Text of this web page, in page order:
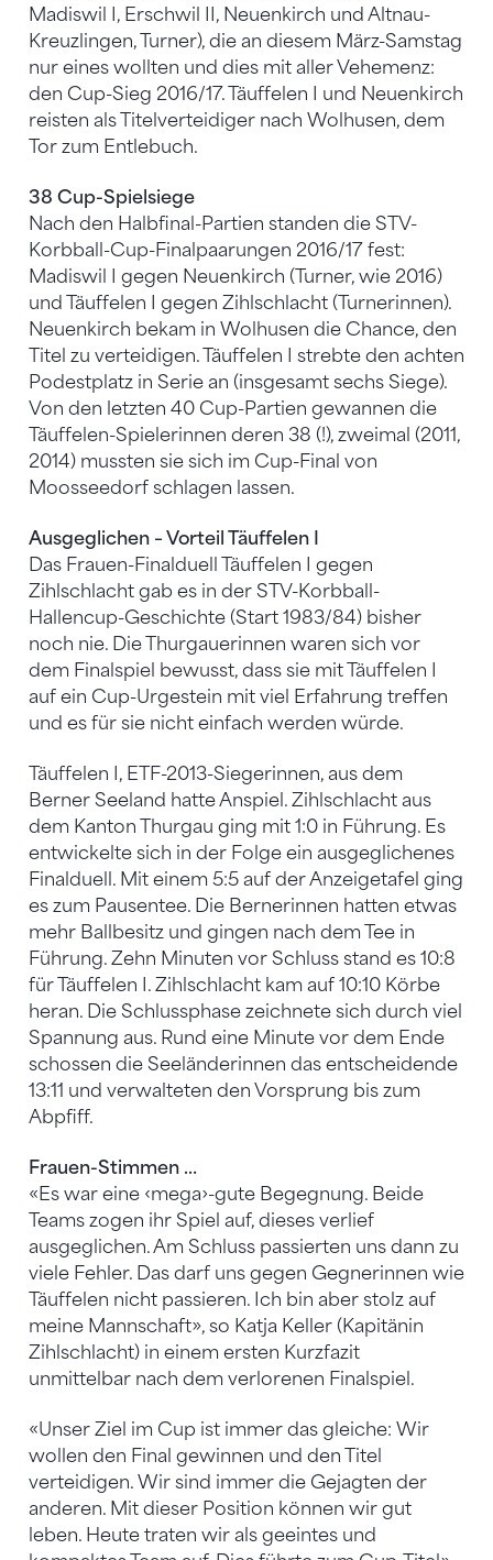
Madiswil I, Erschwil II, Neuenkirch und Altnau-
Kreuzlingen, Turner), die an diesem März-Samstag
nur eines wollten und dies mit aller Vehemenz:
den Cup-Sieg 2016/17. Täuffelen I und Neuenkirch
reisten als Titelverteidiger nach Wolhusen, dem
Tor zum Entlebuch.
38 Cup-Spielsiege
Nach den Halbfinal-Partien standen die STV-
Korbball-Cup-Finalpaarungen 2016/17 fest:
Madiswil I gegen Neuenkirch (Turner, wie 2016)
und Täuffelen I gegen Zihlschlacht (Turnerinnen).
Neuenkirch bekam in Wolhusen die Chance, den
Titel zu verteidigen. Täuffelen I strebte den achten
Podestplatz in Serie an (insgesamt sechs Siege).
Von den letzten 40 Cup-Partien gewannen die
Täuffelen-Spielerinnen deren 38 (!), zweimal (2011,
2014) mussten sie sich im Cup-Final von
Moosseedorf schlagen lassen.
Ausgeglichen – Vorteil Täuffelen I
Das Frauen-Finalduell Täuffelen I gegen
Zihlschlacht gab es in der STV-Korbball-
Hallencup-Geschichte (Start 1983/84) bisher
noch nie. Die Thurgauerinnen waren sich vor
dem Finalspiel bewusst, dass sie mit Täuffelen I
auf ein Cup-Urgestein mit viel Erfahrung treffen
und es für sie nicht einfach werden würde.
Täuffelen I, ETF-2013-Siegerinnen, aus dem
Berner Seeland hatte Anspiel. Zihlschlacht aus
dem Kanton Thurgau ging mit 1:0 in Führung. Es
entwickelte sich in der Folge ein ausgeglichenes
Finalduell. Mit einem 5:5 auf der Anzeigetafel ging
es zum Pausentee. Die Bernerinnen hatten etwas
mehr Ballbesitz und gingen nach dem Tee in
Führung. Zehn Minuten vor Schluss stand es 10:8
für Täuffelen I. Zihlschlacht kam auf 10:10 Körbe
heran. Die Schlussphase zeichnete sich durch viel
Spannung aus. Rund eine Minute vor dem Ende
schossen die Seeländerinnen das entscheidende
13:11 und verwalteten den Vorsprung bis zum
Abpfiff.
Frauen-Stimmen …
«Es war eine ‹mega›-gute Begegnung. Beide
Teams zogen ihr Spiel auf, dieses verlief
ausgeglichen. Am Schluss passierten uns dann zu
viele Fehler. Das darf uns gegen Gegnerinnen wie
Täuffelen nicht passieren. Ich bin aber stolz auf
meine Mannschaft», so Katja Keller (Kapitänin
Zihlschlacht) in einem ersten Kurzfazit
unmittelbar nach dem verlorenen Finalspiel.
«Unser Ziel im Cup ist immer das gleiche: Wir
wollen den Final gewinnen und den Titel
verteidigen. Wir sind immer die Gejagten der
anderen. Mit dieser Position können wir gut
leben. Heute traten wir als geeintes und